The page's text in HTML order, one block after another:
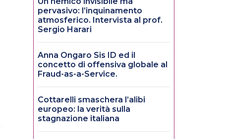
pervasivo: l’inquinamento
atmosferico. Intervista al prof.
Sergio Harari
Anna Ongaro Sis ID ed il
concetto di offensiva globale al
Fraud-as-a-Service.
Cottarelli smaschera l’alibi
europeo: la verità sulla
stagnazione italiana